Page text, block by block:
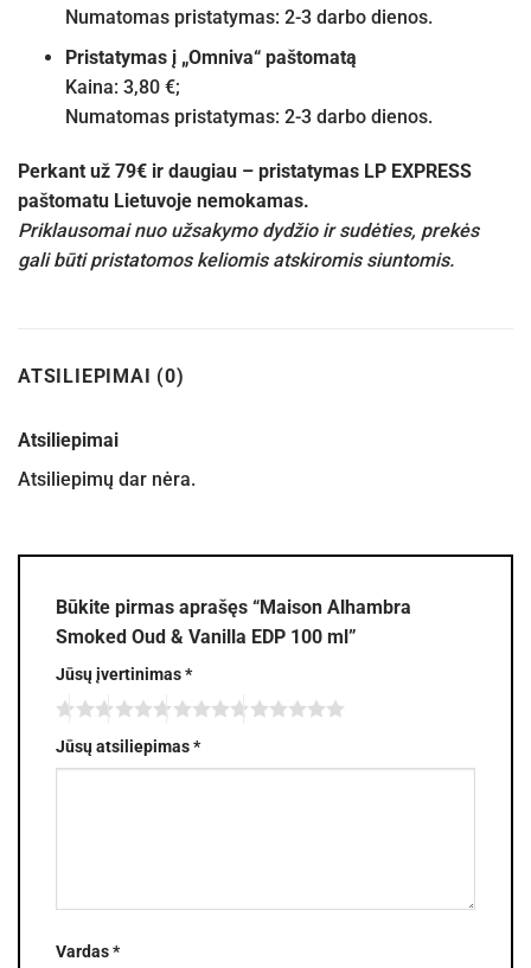
Numatomas pristatymas: 2-3 darbo dienos.
Pristatymas į „Omniva“ paštomatą
Kaina: 3,80 €;
Numatomas pristatymas: 2-3 darbo dienos.
Perkant už 79€ ir daugiau – pristatymas LP EXPRESS
paštomatu Lietuvoje nemokamas.
Priklausomai nuo užsakymo dydžio ir sudėties, prekės
gali būti pristatomos keliomis atskiromis siuntomis.
ATSILIEPIMAI (0)
Atsiliepimai
Atsiliepimų dar nėra.
Būkite pirmas aprašęs “Maison Alhambra
Smoked Oud & Vanilla EDP 100 ml”
Jūsų įvertinimas*
Jūsų atsiliepimas*
Vardas*